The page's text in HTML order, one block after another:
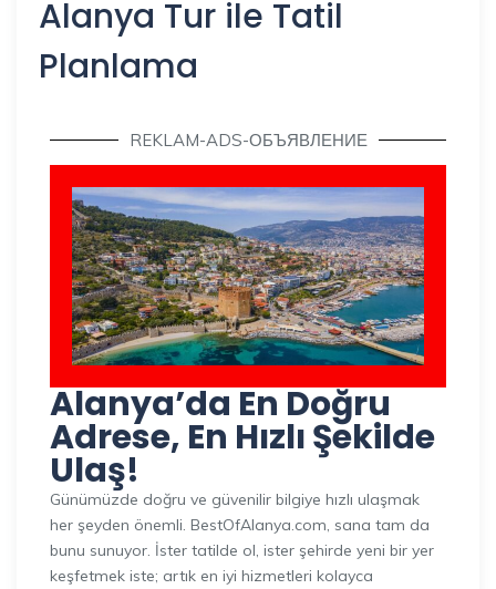
Alanya Tur ile Tatil
Planlama
REKLAM-ADS-ОБЪЯВЛЕНИЕ
Alanya’da En Doğru
Adrese, En Hızlı Şekilde
Ulaş!
Günümüzde doğru ve güvenilir bilgiye hızlı ulaşmak
her şeyden önemli. BestOfAlanya.com, sana tam da
bunu sunuyor. İster tatilde ol, ister şehirde yeni bir yer
keşfetmek iste; artık en iyi hizmetleri kolayca